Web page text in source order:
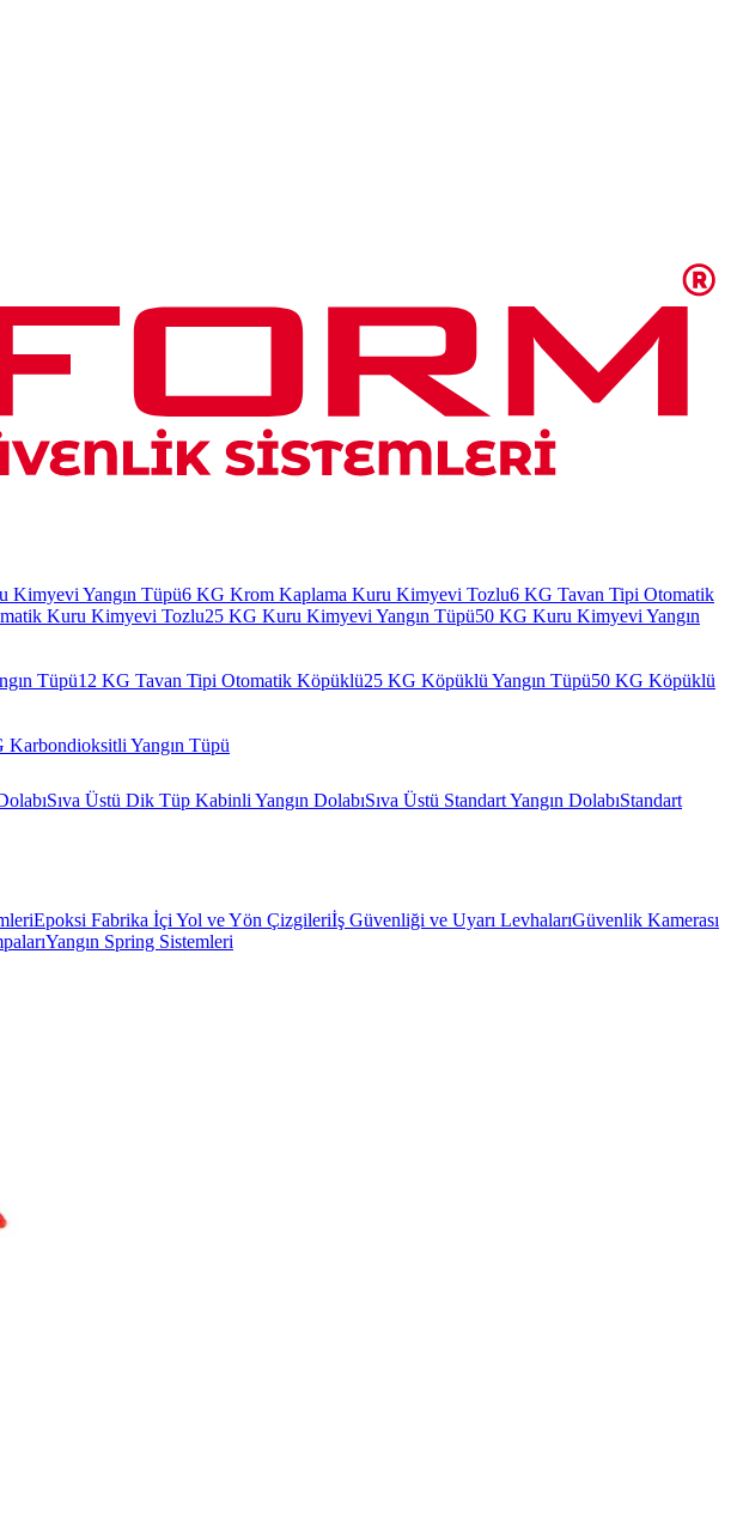
Kimyevi Yangın Tüpü6 KG Krom Kaplama Kuru Kimyevi Tozlu6 KG Tavan Tipi Otomatik
Kuru Kimyevi Tozlu25 KG Kuru Kimyevi Yangın Tüpü50 KG Kuru Kimyevi Yangın
Tüpü12 KG Tavan Tipi Otomatik Köpüklü25 KG Köpüklü Yangın Tüpü50 KG Köpüklü
Karbondioksitli Yangın Tüpü
Sıva Üstü Dik Tüp Kabinli Yangın DolabıSıva Üstü Standart Yangın DolabıStandart
Epoksi Fabrika İçi Yol ve Yön Çizgileriİş Güvenliği ve Uyarı LevhalarıGüvenlik Kamerası
Yangın Spring Sistemleri